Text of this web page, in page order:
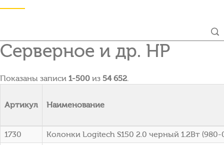
Серверное и др. HP
Показаны записи 1-500 из 54 652.
Артикул Наименование
1730
Колонки Logitech S150 2.0 черный 1.2Вт